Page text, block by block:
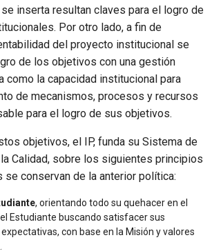
inserta resultan claves para el logro de
Por otro lado, a fin de
del proyecto institucional se
de los objetivos con una gestión
como la capacidad institucional para
de mecanismos, procesos y recursos
para el logro de sus objetivos.
objetivos, el IP, funda su Sistema de
Calidad, sobre los siguientes principios
conservan de la anterior política:
, orientando todo su quehacer en el
Estudiante buscando satisfacer sus
con base en la Misión y valores